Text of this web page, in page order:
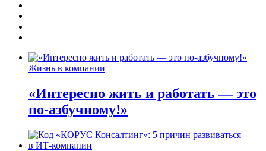
Жизнь в компании
«Интересно жить и работать — это
по-азбучному!»